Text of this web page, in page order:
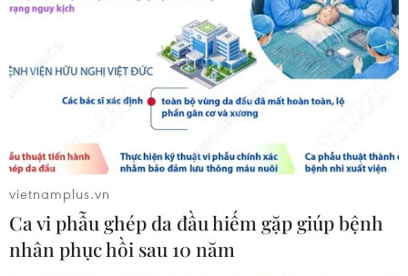
vietnamplus.vn
Ca vi phẫu ghép da đầu hiếm gặp giúp bệnh
nhân phục hồi sau 10 năm